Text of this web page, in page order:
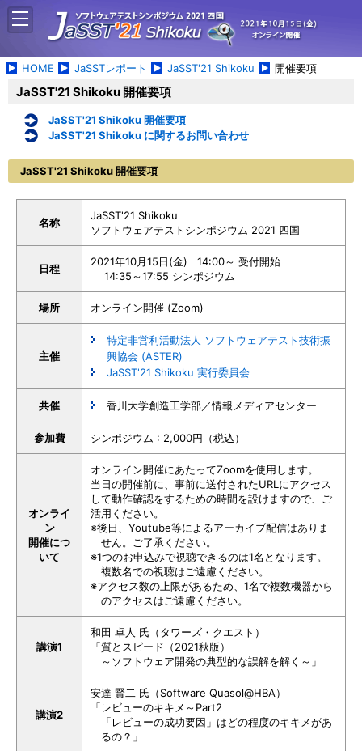
HOME JaSSTレポート JaSST'21 Shikoku 開催要項
JaSST'21 Shikoku 開催要項
JaSST'21 Shikoku 開催要項
JaSST'21 Shikoku に関するお問い合わせ
JaSST'21 Shikoku 開催要項
名称
JaSST'21 Shikoku
ソフトウェアテストシンポジウム 2021 四国
日程
2021年10月15日(金) 14:00～ 受付開始
14:35～17:55 シンポジウム
場所 オンライン開催 (Zoom)
主催
特定非営利活動法人 ソフトウェアテスト技術振
興協会 (ASTER)
JaSST'21 Shikoku 実行委員会
共催 香川大学創造工学部／情報メディアセンター
参加費 シンポジウム : 2,000円（税込）
オンライ
ン
開催につ
いて
オンライン開催にあたってZoomを使用します。
当日の開催前に、事前に送付されたURLにアクセス
して動作確認をするための時間を設けますので、ご
活用ください。
※後日、Youtube等によるアーカイブ配信はありま
せん。ご了承ください。
※1つのお申込みで視聴できるのは1名となります。
複数名での視聴はご遠慮ください。
※アクセス数の上限があるため、1名で複数機器から
のアクセスはご遠慮ください。
講演1
和田 卓人 氏（タワーズ・クエスト）
「質とスピード（2021秋版）
～ソフトウェア開発の典型的な誤解を解く～」
講演2
安達 賢二 氏（Software Quasol@HBA）
「レビューのキキメ～Part2
「レビューの成功要因」はどの程度のキキメがあ
るの？」